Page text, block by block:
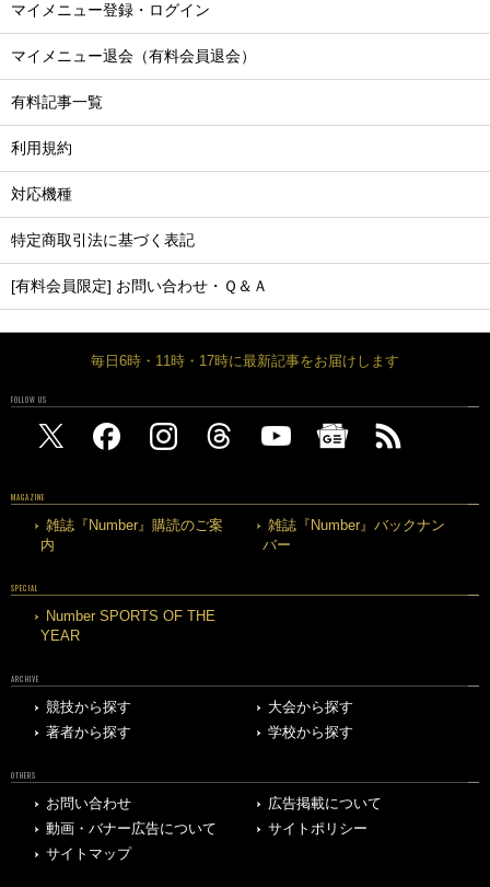
マイメニュー登録・ログイン
マイメニュー退会（有料会員退会）
有料記事一覧
利用規約
対応機種
特定商取引法に基づく表記
[有料会員限定] お問い合わせ・Ｑ＆Ａ
毎日6時・11時・17時に最新記事をお届けします
FOLLOW US
MAGAZINE
雑誌『Number』購読のご案
内
雑誌『Number』バックナン
バー
SPECIAL
Number SPORTS OF THE
YEAR
ARCHIVE
競技から探す
大会から探す
著者から探す
学校から探す
OTHERS
お問い合わせ
広告掲載について
動画・バナー広告について
サイトポリシー
サイトマップ